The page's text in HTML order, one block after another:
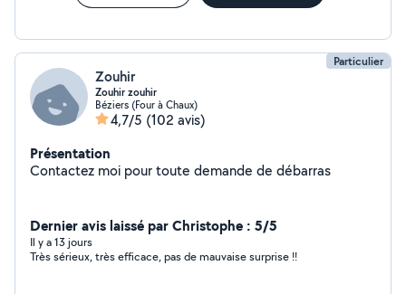
Particulier
Zouhir
Zouhir zouhir
Béziers (Four à Chaux)
4,7/5 (102 avis)
Présentation
Contactez moi pour toute demande de débarras
Dernier avis laissé par Christophe : 5/5
Il y a 13 jours
Très sérieux, très efficace, pas de mauvaise surprise !!